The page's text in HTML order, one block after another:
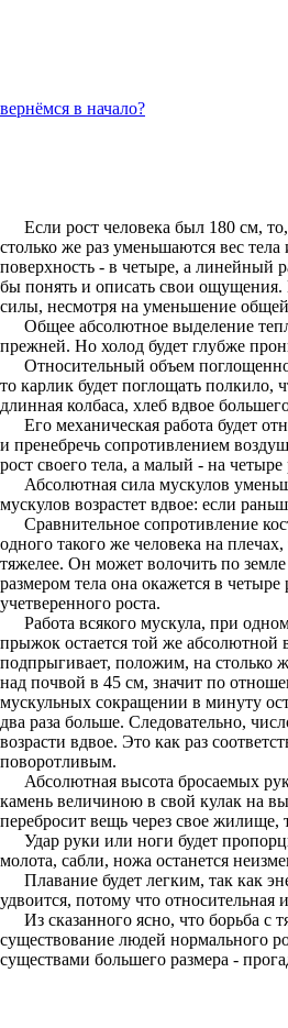
вернёмся в начало?
Если рост человека был 180 см,
столько же раз уменьшаются вес
поверхность - в четыре, а линейный
бы понять и описать свои ощущения.
силы, несмотря на уменьшение
Общее абсолютное выделение
прежней. Но холод будет глубже
Относительный объем
то карлик будет поглощать полкило,
длинная колбаса, хлеб вдвое
Его механическая работа будет
и пренебречь сопротивлением
рост своего тела, а малый - на четыре
Абсолютная сила мускулов
мускулов возрастет вдвое: если
Сравнительное сопротивление
одного такого же человека на
тяжелее. Он может волочить по
размером тела она окажется в
учетверенного роста.
Работа всякого мускула, при
прыжок остается той же абсолютной
подпрыгивает, положим, на столько
над почвой в 45 см, значит по
мускульных сокращении в минуту
два раза больше. Следовательно,
возрасти вдвое. Это как раз
поворотливым.
Абсолютная высота бросаемых
камень величиною в свой кулак на
перебросит вещь через свое
Удар руки или ноги будет
молота, сабли, ножа останется
Плавание будет легким, так как
удвоится, потому что относительная
Из сказанного ясно, что борьба с
существование людей нормального
существами большего размера -